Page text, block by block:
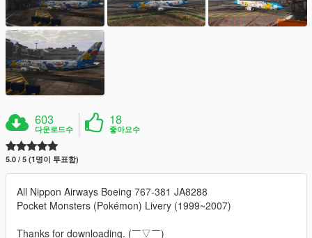
603
다운로드수
18
좋아요수
5.0 / 5 (1명이 투표함)
All Nippon Airways Boeing 767-381 JA8288
Pocket Monsters (Pokémon) Livery (1999~2007)
Thanks for downloading. (￣▽￣)